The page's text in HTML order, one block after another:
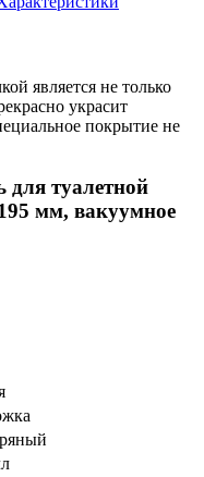
является не только
украсит
покрытие не
для туалетной
мм, вакуумное